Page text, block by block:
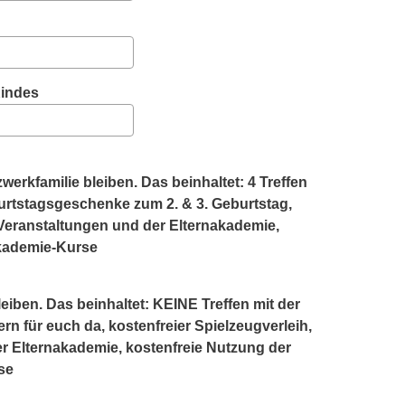
bleiben. Das beinhaltet: 4 Treffen
zum 2. & 3. Geburtstag,
und der Elternakademie,
Kurse
Das beinhaltet: KEINE Treffen mit der
für euch da, kostenfreier Spielzeugverleih,
Elternakademie, kostenfreie Nutzung der